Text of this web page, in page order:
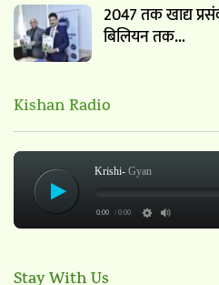
2047 तक खाद्य
बिलियन तक…
Kishan Radio
Krishi- Gyan
0:00 / 0:00